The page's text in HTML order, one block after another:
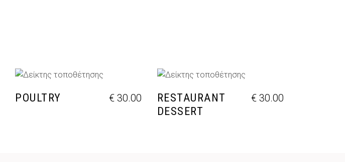
ΠΡΟΣΘΉΚΗ ΣΤΟ ΚΑΛΆΘΙ
POULTRY € 30.00
ΠΡΟΣΘΉΚΗ ΣΤΟ ΚΑΛΆΘΙ
RESTAURANT
DESSERT
€30.00